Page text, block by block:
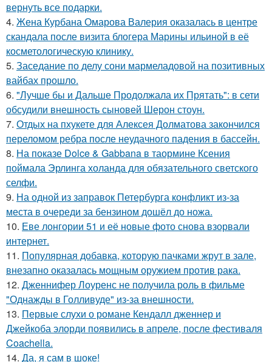
вернуть все подарки.
4. Жена Курбана Омарова Валерия оказалась в центре
скандала после визита блогера Марины ильиной в её
косметологическую клинику.
5. Заседание по делу сони мармеладовой на позитивных
вайбах прошло.
6. "Лучше бы и Дальше Продолжала их Прятать": в сети
обсудили внешность сыновей Шерон стоун.
7. Отдых на пхукете для Алексея Долматова закончился
переломом ребра после неудачного падения в бассейн.
8. На показе Dolce & Gabbana в таормине Ксения
поймала Эрлинга холанда для обязательного светского
селфи.
9. На одной из заправок Петербурга конфликт из-за
места в очереди за бензином дошёл до ножа.
10. Еве лонгории 51 и её новые фото снова взорвали
интернет.
11. Популярная добавка, которую пачками жрут в зале,
внезапно оказалась мощным оружием против рака.
12. Дженнифер Лоуренс не получила роль в фильме
"Однажды в Голливуде" из-за внешности.
13. Первые слухи о романе Кендалл дженнер и
Джейкоба элорди появились в апреле, после фестиваля
Coachella.
14. Да, я сам в шоке!